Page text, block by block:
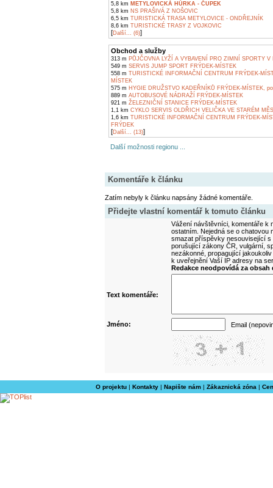
5,8 km METYLOVICKÁ HŮRKA - ČUPEK
5,8 km NS PRAŠIVÁ Z NOŠOVIC
6,5 km TURISTICKÁ TRASA METYLOVICE - ONDŘEJNÍK
8,6 km TURISTICKÉ TRASY Z VOJKOVIC
[Další... (6)]
Obchod a služby
313 m PŮJČOVNA LYŽÍ A VYBAVENÍ PRO ZIMNÍ SPORTY V
549 m SERVIS JUMP SPORT FRÝDEK-MÍSTEK
558 m TURISTICKÉ INFORMAČNÍ CENTRUM FRÝDEK-
MÍSTEK
575 m HYGIE DRUŽSTVO KADEŘNÍKŮ FRÝDEK-MÍSTEK,
889 m AUTOBUSOVÉ NÁDRAŽÍ FRÝDEK-MÍSTEK
921 m ŽELEZNIČNÍ STANICE FRÝDEK-MÍSTEK
1,1 km CYKLO SERVIS OLDŘICH VELIČKA VE STARÉM
1,6 km TURISTICKÉ INFORMAČNÍ CENTRUM FRÝDEK-
FRÝDEK
[Další... (13)]
Další možnosti regionu ...
Komentáře k článku
Zatím nebyly k článku napsány žádné komentáře.
Přidejte vlastní komentář k tomuto článku
Vážení návštěvníci, komentáře k
ostatním. Nejedná se o
smazat příspěvky nesouvisející
porušující zákony ČR, vulgární,
nezákonné, propagující
k uveřejnění Vaší IP adresy na
Redakce neodpovídá za
Text komentáře:
Jméno: Email
O projektu| Kontakty| Napište nám| Zákaznická zóna |